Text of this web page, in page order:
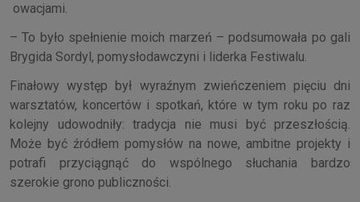
owacjami.
– To było spełnienie moich marzeń – podsumowała po gali
Brygida Sordyl, pomysłodawczyni i liderka Festiwalu.
Finałowy występ był wyraźnym zwieńczeniem pięciu dni
warsztatów, koncertów i spotkań, które w tym roku po raz
kolejny udowodniły: tradycja nie musi być przeszłością.
Może być źródłem pomysłów na nowe, ambitne projekty i
potrafi przyciągnąć do wspólnego słuchania bardzo
szerokie grono publiczności.